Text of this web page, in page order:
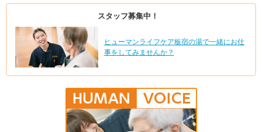
スタッフ募集中！
ヒューマンライフケア板宿の湯で一緒にお仕
事をしてみませんか？